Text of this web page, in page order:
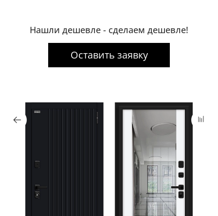
Нашли дешевле - сделаем дешевле!
Оставить заявку